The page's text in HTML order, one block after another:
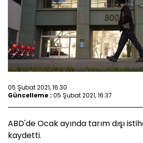
05 Şubat 2021, 16:30
Güncelleme : 05 Şubat 2021, 16:37
ABD'de Ocak ayında tarım dışı
kaydetti.